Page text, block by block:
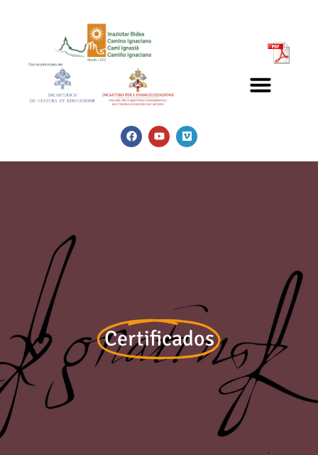
Certificados